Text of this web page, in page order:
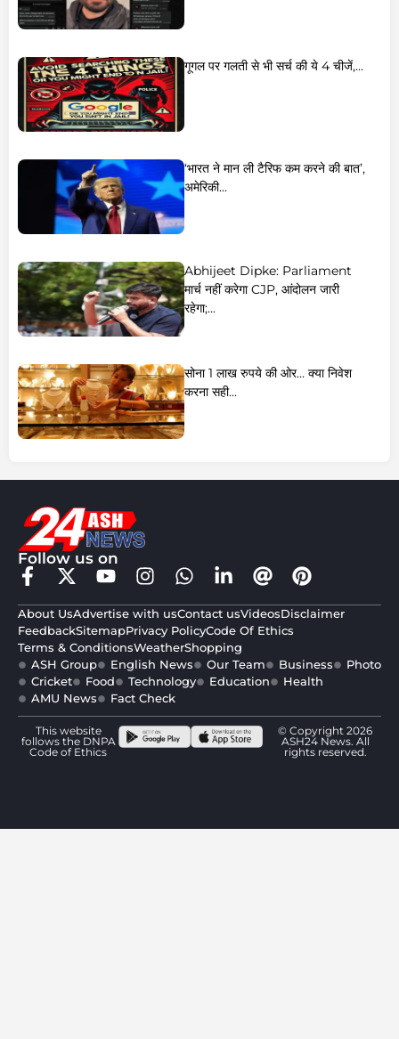
गूगल पर गलती से भी सर्च की ये 4 चीजें,...
‘भारत ने मान ली टैरिफ कम करने की बात’,
अमेरिकी...
Abhijeet Dipke: Parliament
मार्च नहीं करेगा CJP, आंदोलन जारी
रहेगा;...
सोना 1 लाख रुपये की ओर… क्या निवेश
करना सही...
Follow us on
About UsAdvertise with usContact usVideosDisclaimer
FeedbackSitemapPrivacy PolicyCode Of Ethics
Terms & ConditionsWeatherShopping
ASH Group
English News Our Team Business
Photo
Cricket
Food Technology Education
Health
AMU News
Fact Check
This website
follows the DNPA
Code of Ethics
© Copyright 2026
ASH24 News. All
rights reserved.